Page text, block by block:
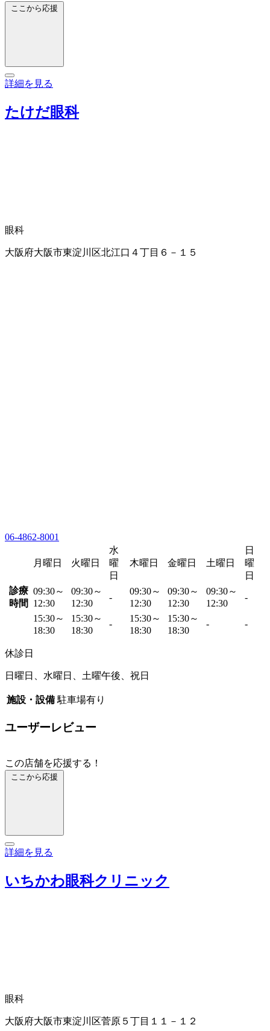
ここから応援
詳細を見る
たけだ眼科
眼科
大阪府大阪市東淀川区北江口４丁目６－１５
06-4862-8001
月曜日 火曜日
水
曜
日
木曜日 金曜日 土曜日
日
曜
日
診療
時間
09:30～
12:30
09:30～
12:30
-
09:30～
12:30
09:30～
12:30
09:30～
12:30
-
15:30～
18:30
15:30～
18:30
-
15:30～
18:30
15:30～
18:30
- -
休診日
日曜日、水曜日、土曜午後、祝日
施設・設備 駐車場有り
ユーザーレビュー
この店舗を応援する！
ここから応援
詳細を見る
いちかわ眼科クリニック
眼科
大阪府大阪市東淀川区菅原５丁目１１－１２